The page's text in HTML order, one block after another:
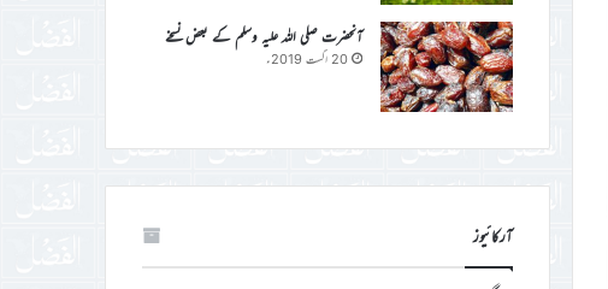
آنحضرت صلی اللہ علیہ وسلم کے بعض نسخے
20 اگست 2019ء
آرکائیوز